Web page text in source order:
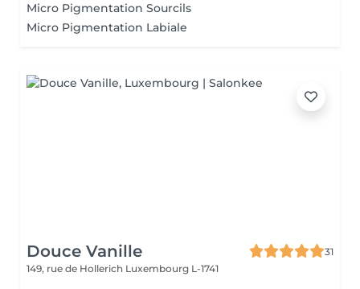
Micro Pigmentation Sourcils
Micro Pigmentation Labiale
Douce Vanille
31
149, rue de Hollerich Luxembourg L-1741